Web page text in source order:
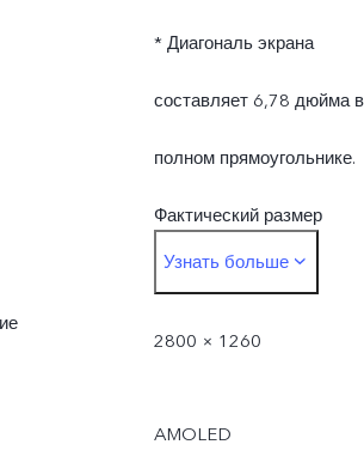
* Диагональ экрана
составляет 6,78 дюйма в
полном прямоугольнике.
Фактический размер
дисплея несколько
меньше.
Узнать больше
2800 × 1260
AMOLED